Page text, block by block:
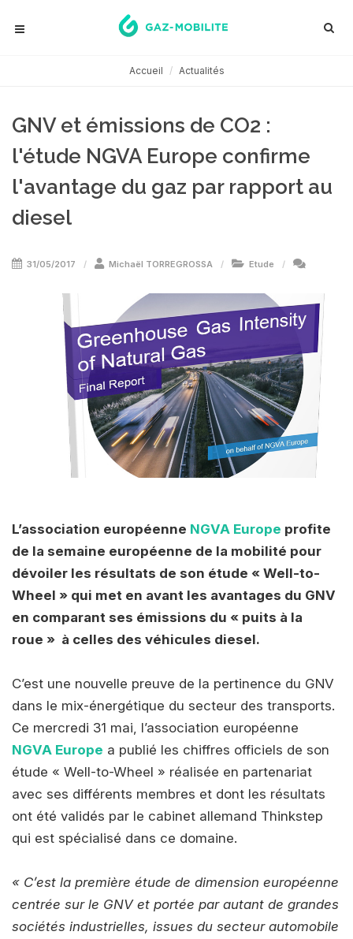
Accueil Actualités
GNV et émissions de CO2 :
l'étude NGVA Europe confirme
l'avantage du gaz par rapport au
diesel
31/05/2017 Michaël TORREGROSSA Etude
L’association européenne NGVA Europe profite
de la semaine européenne de la mobilité pour
dévoiler les résultats de son étude « Well-to-
Wheel » qui met en avant les avantages du GNV
en comparant ses émissions du « puits à la
roue » à celles des véhicules diesel.
C’est une nouvelle preuve de la pertinence du GNV
dans le mix-énergétique du secteur des transports.
Ce mercredi 31 mai, l’association européenne
NGVA Europe a publié les chiffres officiels de son
étude « Well-to-Wheel » réalisée en partenariat
avec ses différents membres et dont les résultats
ont été validés par le cabinet allemand Thinkstep
qui est spécialisé dans ce domaine.
« C’est la première étude de dimension européenne
centrée sur le GNV et portée par autant de grandes
sociétés industrielles, issues du secteur automobile